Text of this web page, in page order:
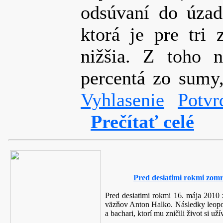
odsúvaní do
ktorá je pre tri
nižšia. Z toho
percentá zo
Vyhlasenie
Prečítať celé
Pred desiatimi rokmi
Pred desiatimi rokmi 16. mája
väzňov Anton Halko. Následky
a bachari, ktorí mu zničili život si